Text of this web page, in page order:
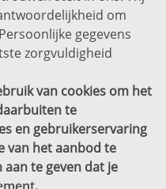
om
gegevens
zorgvuldigheid
van cookies om het
te
en gebruikerservaring
van het aanbod te
aan te geven dat je